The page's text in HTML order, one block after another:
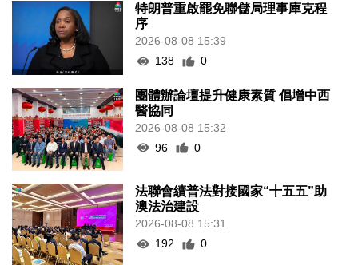
特朗普重啟罷免聯儲局理事庫克程
序
2026-08-08 15:39
138
0
團體辦論壇提升健康素質 倡增中西
醫協同
2026-08-08 15:32
96
0
法聯會續普法對接國家“十五五”助
澳法治建設
2026-08-08 15:31
192
0